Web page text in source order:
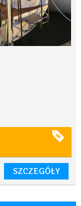
SZCZEGÓŁY